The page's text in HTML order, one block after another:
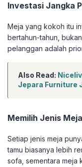
Investasi Jangka
Meja yang kokoh itu
bertahun-tahun,
pelanggan adalah
Also Read:
Jepara Furniture
Memilih Jenis
Setiap jenis meja
tamu biasanya lebih
sofa, sementara meja